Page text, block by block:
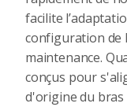
facilite
configuration de
maintenance.
conçus pour
d'origine du bras